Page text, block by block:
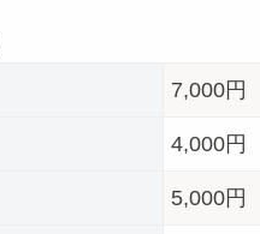
7,000円
4,000円
5,000円